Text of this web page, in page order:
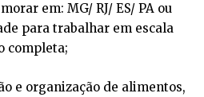
em: MG/ RJ/ ES/ PA ou
para trabalhar em escala
completa;
e organização de alimentos,